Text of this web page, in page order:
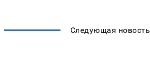
Следующая новость